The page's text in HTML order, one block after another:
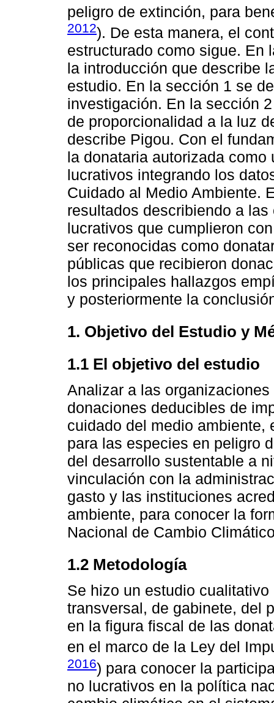
peligro de extinción, para
2012). De esta manera, el
estructurado como sigue. En
la introducción que describe
estudio. En la sección 1 se
investigación. En la sección
de proporcionalidad a la luz
describe Pigou. Con el
la donataria autorizada
lucrativos integrando los
Cuidado al Medio Ambiente.
resultados describiendo a
lucrativos que cumplieron
ser reconocidas como
públicas que recibieron
los principales hallazgos
y posteriormente la
1. Objetivo del Estudio y
1.1 El objetivo del estudio
Analizar a las
donaciones deducibles de
cuidado del medio
para las especies en peligro
del desarrollo sustentable a
vinculación con la
gasto y las instituciones
ambiente, para conocer la
Nacional de Cambio
1.2 Metodología
Se hizo un estudio
transversal, de gabinete, del
en la figura fiscal de las
en el marco de la Ley del
2016) para conocer la
no lucrativos en la política